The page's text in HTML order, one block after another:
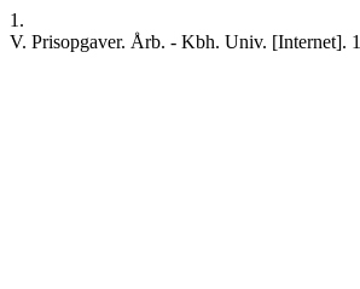
1.
V. Prisopgaver. Årb. - Kbh. Univ. [Internet].